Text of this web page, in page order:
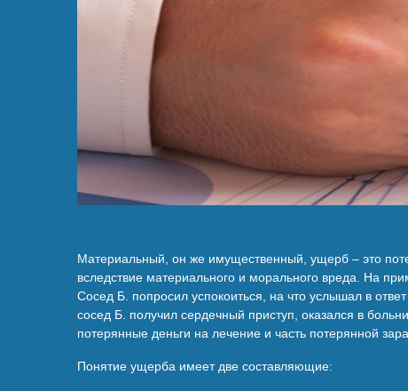
Материальный, он же имущественный, ущерб – это
вследствие материального и морального вреда. На
Сосед Б. попросил успокоиться, на что услышал в
сосед Б. получил сердечный приступ, оказался в
потерянные деньги на лечение и часть потерянной
Понятие ущерба имеет две составляющие: